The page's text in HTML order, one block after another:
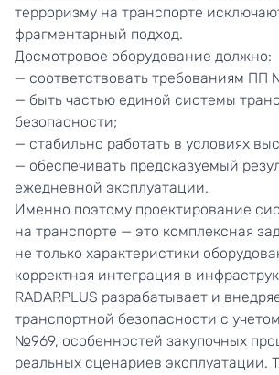
терроризму на транспорте
фрагментарный подход.
Досмотровое оборудование должно:
— соответствовать требованиям ПП
— быть частью единой системы
безопасности;
— стабильно работать в условиях
— обеспечивать предсказуемый
ежедневной эксплуатации.
Именно поэтому проектирование
на транспорте — это комплексная
не только характеристики
корректная интеграция в
RADARPLUS разрабатывает и
транспортной безопасности с
№969, особенностей закупочных
реальных сценариев эксплуатации.